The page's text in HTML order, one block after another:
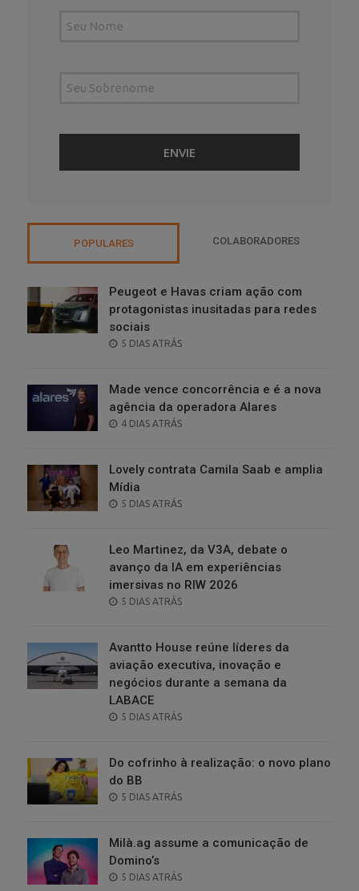
POPULARES COLABORADORES
Peugeot e Havas criam ação com
protagonistas inusitadas para redes
sociais
POSTED
5 DIAS ATRÁS
Made vence concorrência e é a nova
agência da operadora Alares
POSTED
4 DIAS ATRÁS
Lovely contrata Camila Saab e amplia
Mídia
POSTED
5 DIAS ATRÁS
Leo Martinez, da V3A, debate o
avanço da IA em experiências
imersivas no RIW 2026
POSTED
5 DIAS ATRÁS
Avantto House reúne líderes da
aviação executiva, inovação e
negócios durante a semana da
LABACE
POSTED
5 DIAS ATRÁS
Do cofrinho à realização: o novo plano
do BB
POSTED
5 DIAS ATRÁS
Milà.ag assume a comunicação de
Domino’s
POSTED
5 DIAS ATRÁS